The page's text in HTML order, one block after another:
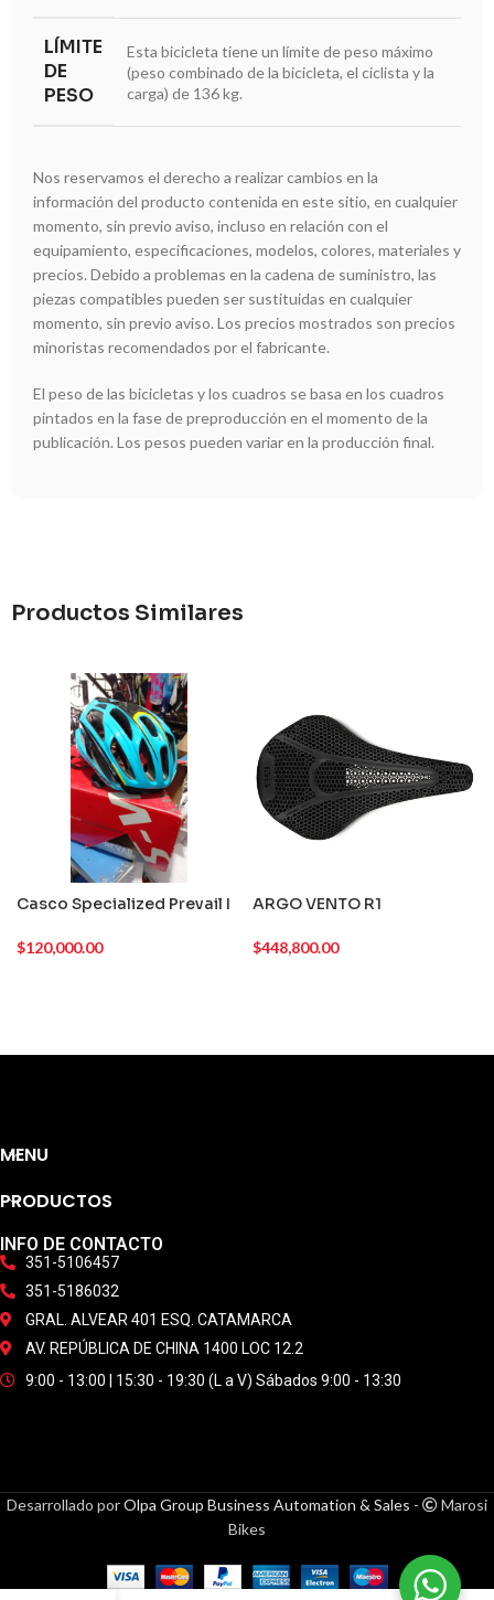
LÍMITE
DE
PESO
Esta bicicleta tiene un límite de peso máximo
(peso combinado de la bicicleta, el ciclista y la
carga) de 136 kg.
Nos reservamos el derecho a realizar cambios en la
información del producto contenida en este sitio, en cualquier
momento, sin previo aviso, incluso en relación con el
equipamiento, especificaciones, modelos, colores, materiales y
precios. Debido a problemas en la cadena de suministro, las
piezas compatibles pueden ser sustituidas en cualquier
momento, sin previo aviso. Los precios mostrados son precios
minoristas recomendados por el fabricante.
El peso de las bicicletas y los cuadros se basa en los cuadros
pintados en la fase de preproducción en el momento de la
publicación. Los pesos pueden variar en la producción final.
Productos Similares
Casco Specialized Prevail I
$120,000.00
ARGO VENTO R1
$448,800.00
MENU
PRODUCTOS
INFO DE CONTACTO
351-5106457
351-5186032
GRAL. ALVEAR 401 ESQ. CATAMARCA
AV. REPÚBLICA DE CHINA 1400 LOC 12.2
9:00 - 13:00 | 15:30 - 19:30 (L a V) Sábados 9:00 - 13:30
Desarrollado porOlpa Group Business Automation & Sales -
Marosi
Bikes